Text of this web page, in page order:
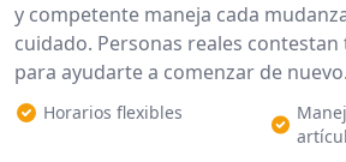
y competente maneja cada
cuidado. Personas reales
para ayudarte a comenzar de nuevo.
Horarios flexibles